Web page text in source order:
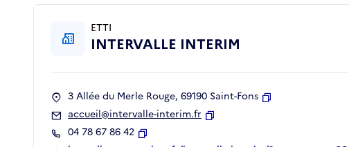
ETTI
INTERVALLE INTERIM
3 Allée du Merle Rouge, 69190 Saint-Fons
accueil@intervalle-interim.fr
04 78 67 86 42